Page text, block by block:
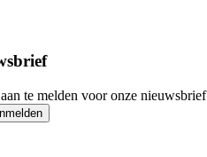
te melden voor onze nieuwsbrief